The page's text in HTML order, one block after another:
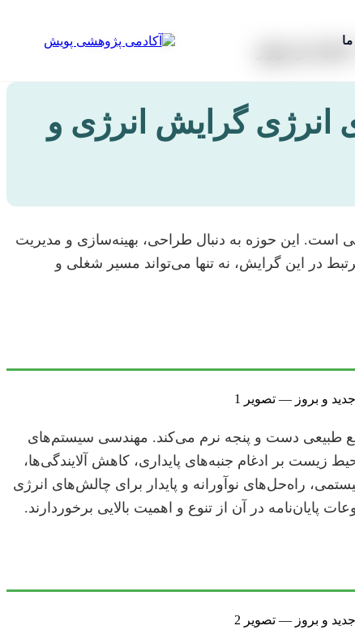
و بروز
انرژی گرایش انرژی و
این حوزه به دنبال طراحی، بهینه‌سازی و مدیریت
در این گرایش، نه تنها می‌تواند مسیر شغلی و
طبیعی دست و پنجه نرم می‌کند. مهندسی سیستم‌های
زیست بر ادغام جنبه‌های پایداری، کاهش آلایندگی‌ها،
راه‌حل‌های نوآورانه و پایدار برای چالش‌های انرژی
در آن از تنوع و اهمیت بالایی برخوردارند.